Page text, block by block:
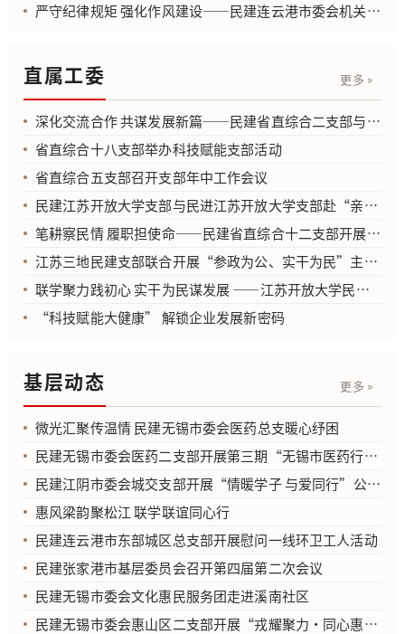
严守纪律规矩 强化作风建设——民建连云港市委会机关召开专题学习会
直属工委 更多 »
深化交流合作 共谋发展新篇——民建省直综合二支部与民建九支部会员走进炫佳科技开展交流学习活动
省直综合十八支部举办科技赋能支部活动
省直综合五支部召开支部年中工作会议
民建江苏开放大学支部与民进江苏开放大学支部赴“亲橙OPC社区”调研
笔耕察民情 履职担使命——民建省直综合十二支部开展社情民意撰写专题培训
江苏三地民建支部联合开展“参政为公、实干为民”主题教育培训活动
联学聚力践初心 实干为民谋发展 ——江苏开放大学民建、民进支部联合开展专题学习活动
“科技赋能大健康” 解锁企业发展新密码
基层动态 更多 »
微光汇聚传温情 民建无锡市委会医药总支暖心纾困
民建无锡市委会医药二支部开展第三期“无锡市医药行业专业研讨沙龙”
民建江阴市委会城交支部开展“情暖学子 与爱同行”公益爱心活动
惠风梁韵聚松江 联学联谊同心行
民建连云港市东部城区总支部开展慰问一线环卫工人活动
民建张家港市基层委员会召开第四届第二次会议
民建无锡市委会文化惠民服务团走进溪南社区
民建无锡市委会惠山区二支部开展“戎耀聚力·同心惠戎”建军节主题活动